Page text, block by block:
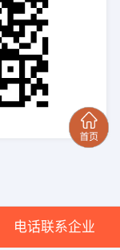
电话联系企业